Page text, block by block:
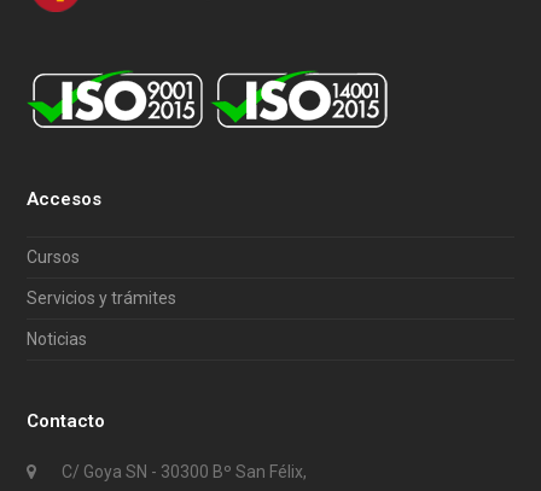
Accesos
Cursos
Servicios y trámites
Noticias
Contacto
C/ Goya SN - 30300 Bº San Félix,